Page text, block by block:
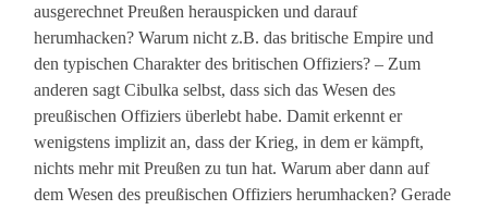
ausgerechnet Preußen herauspicken und darauf
herumhacken? Warum nicht z.B. das britische Empire und
den typischen Charakter des britischen Offiziers? – Zum
anderen sagt Cibulka selbst, dass sich das Wesen des
preußischen Offiziers überlebt habe. Damit erkennt er
wenigstens implizit an, dass der Krieg, in dem er kämpft,
nichts mehr mit Preußen zu tun hat. Warum aber dann auf
dem Wesen des preußischen Offiziers herumhacken? Gerade